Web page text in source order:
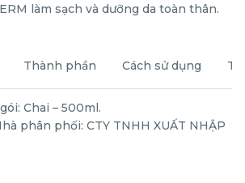
làm sạch và dưỡng da toàn thân.
Thành phần Cách sử dụng
Chai – 500ml.
phân phối: CTY TNHH XUẤT NHẬP